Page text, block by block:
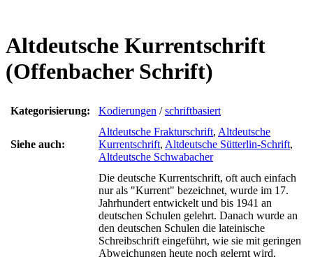
Altdeutsche Kurrentschrift
(Offenbacher Schrift)
Kategorisierung: Kodierungen /schriftbasiert
Siehe auch:
Altdeutsche Frakturschrift, Altdeutsche
Kurrentschrift, Altdeutsche Sütterlin-Schrift,
Altdeutsche Schwabacher
Die deutsche Kurrentschrift, oft auch einfach
nur als "Kurrent" bezeichnet, wurde im 17.
Jahrhundert entwickelt und bis 1941 an
deutschen Schulen gelehrt. Danach wurde an
den deutschen Schulen die lateinische
Schreibschrift eingeführt, wie sie mit geringen
Abweichungen heute noch gelernt wird.